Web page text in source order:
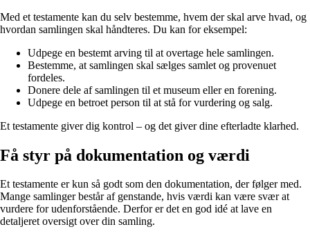
Med et testamente kan du selv bestemme, hvem der skal arve hvad, og
hvordan samlingen skal håndteres. Du kan for eksempel:
Udpege en bestemt arving til at overtage hele samlingen.
Bestemme, at samlingen skal sælges samlet og provenuet
fordeles.
Donere dele af samlingen til et museum eller en forening.
Udpege en betroet person til at stå for vurdering og salg.
Et testamente giver dig kontrol – og det giver dine efterladte klarhed.
Få styr på dokumentation og værdi
Et testamente er kun så godt som den dokumentation, der følger med.
Mange samlinger består af genstande, hvis værdi kan være svær at
vurdere for udenforstående. Derfor er det en god idé at lave en
detaljeret oversigt over din samling.